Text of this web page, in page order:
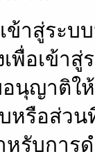
ข้าสู่ระบ
พื่อเข้า
นุญาติใ
หรือส่ว
หรับการ